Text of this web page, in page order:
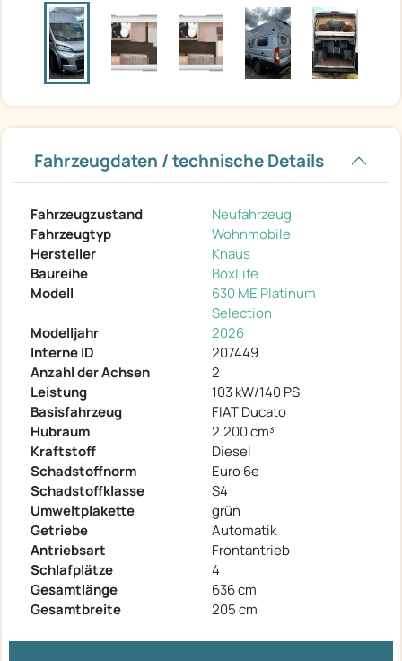
Fahrzeugdaten / technische Details
Fahrzeugzustand
Neufahrzeug
Fahrzeugtyp
Wohnmobile
Hersteller
Knaus
Baureihe
BoxLife
Modell
630 ME Platinum
Selection
Modelljahr
2026
Interne ID
207449
Anzahl der Achsen
2
Leistung
103 kW/140 PS
Basisfahrzeug
FIAT Ducato
Hubraum
2.200 cm³
Kraftstoff
Diesel
Schadstoffnorm
Euro 6e
Schadstoffklasse
S4
Umweltplakette
grün
Getriebe
Automatik
Antriebsart
Frontantrieb
Schlafplätze
4
Gesamtlänge
636 cm
Gesamtbreite
205 cm